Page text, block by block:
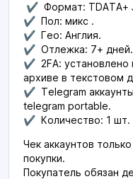
✔ Формат: TDATA+
✔ Пол: микс .
✔ Гео: Англия.
✔ Отлежка: 7+ дней.
✔ 2FA: установлено
архиве в текстовом
✔ Telegram
telegram portable.
✔ Количество: 1 шт.
Чек аккаунтов
покупки.
Покупатель обязан